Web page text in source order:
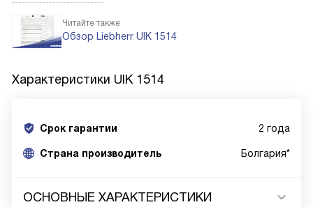
Читайте также
Обзор Liebherr UIK 1514
Характеристики UIK 1514
Срок гарантии 2 года
Cтрана производитель Болгария*
ОСНОВНЫЕ ХАРАКТЕРИСТИКИ